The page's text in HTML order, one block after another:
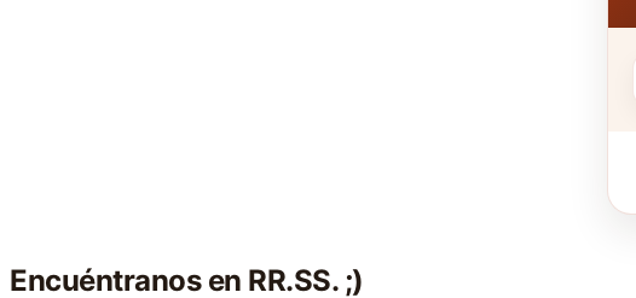
Encuéntranos en RR.SS. ;)